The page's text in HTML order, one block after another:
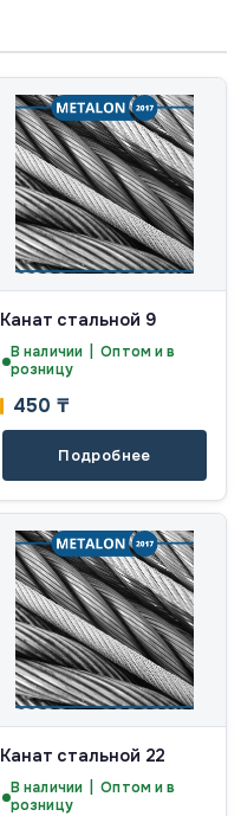
Канат стальной 9
В наличии | Оптом и в
розницу
450 ₸
Подробнее
Канат стальной 22
В наличии | Оптом и в
розницу